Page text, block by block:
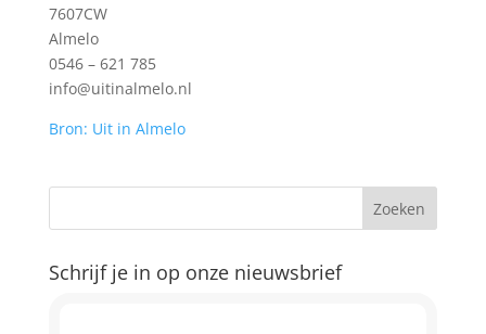
7607CW
Almelo
0546 – 621 785
info@uitinalmelo.nl
Bron: Uit in Almelo
Schrijf je in op onze nieuwsbrief